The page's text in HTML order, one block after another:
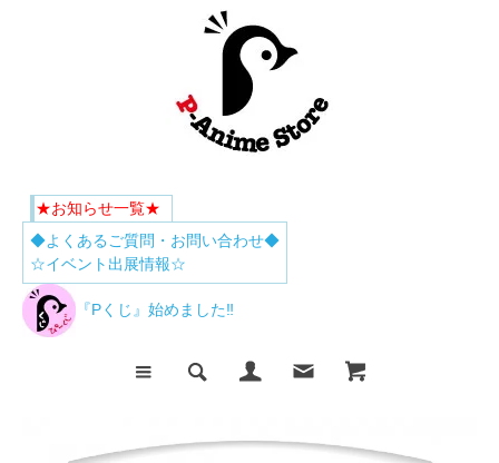
★お知らせ一覧★
◆よくあるご質問・お問い合わせ◆
☆イベント出展情報☆
『Pくじ』始めました‼